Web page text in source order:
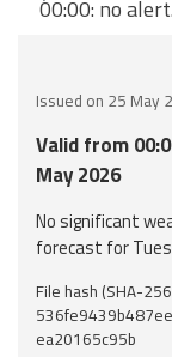
Weather and
Observational
data
Weather radar
Operational
Tools
Report
00:00: no alert.
Issued on 25 May
Valid from
May 2026
No significant
forecast for
File hash (SHA-
ea20165c95b